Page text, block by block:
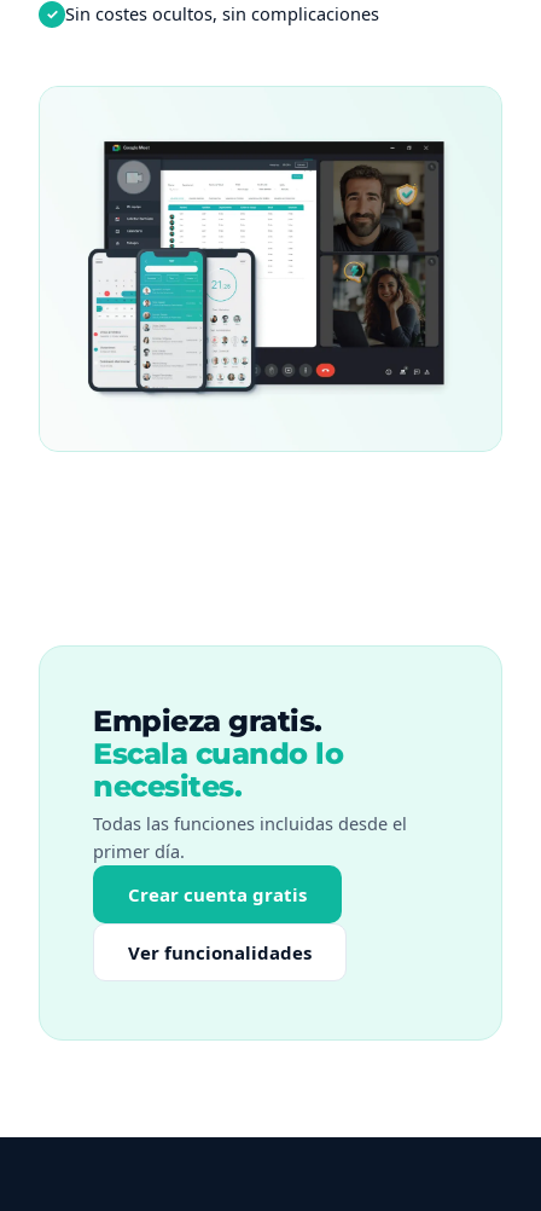
✓ Sin costes ocultos, sin complicaciones
Empieza gratis.
Escala cuando lo
necesites.
Todas las funciones incluidas desde el
primer día.
Crear cuenta gratis
Ver funcionalidades